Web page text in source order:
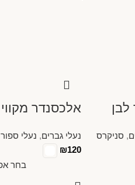
לבן
, סניקרס
אלכסנדר
נעלי גברים, נעלי
₪120
בחר